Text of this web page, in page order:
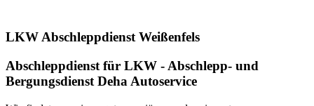
LKW Abschleppdienst Weißenfels
Abschleppdienst für LKW - Abschlepp- und
Bergungsdienst Deha Autoservice